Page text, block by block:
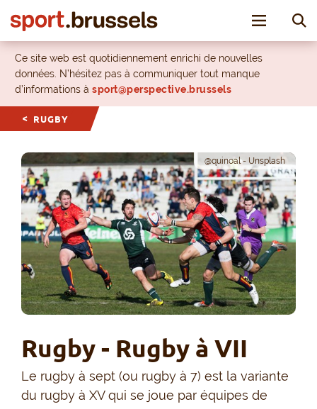
Toggle
Ce site web est quotidiennement enrichi de nouvelles
données. N’hésitez pas à communiquer tout manque
d’informations à sport@perspective.brussels
RUGBY
@quinoal - Unsplash
Rugby - Rugby à VII
Le rugby à sept (ou rugby à 7) est la variante
du rugby à XV qui se joue par équipes de